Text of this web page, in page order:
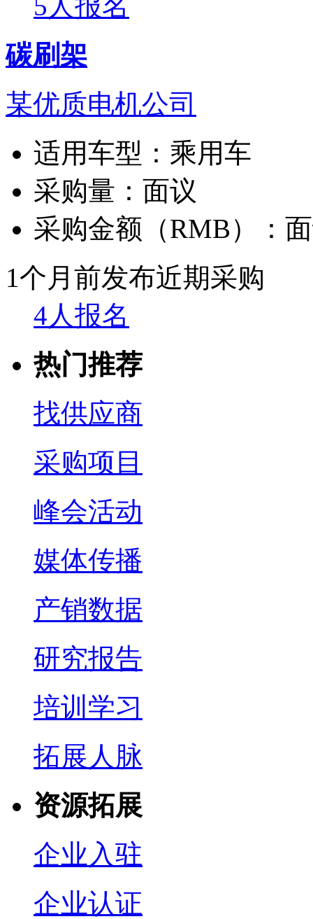
碳刷架
某优质电机公司
适用车型： 乘用车
采购量： 面议
采购金额（RMB）：
1个月前发布近期采购
4人报名
热门推荐
找供应商
采购项目
峰会活动
媒体传播
产销数据
研究报告
培训学习
拓展人脉
资源拓展
企业入驻
企业认证